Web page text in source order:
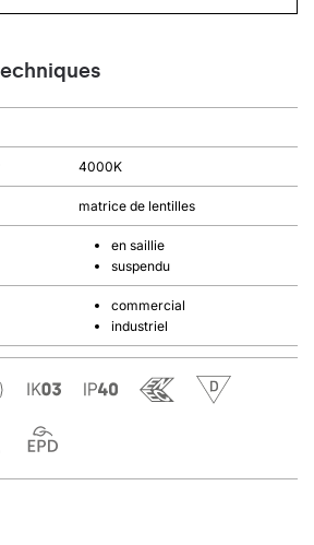
4000K
matrice de lentilles
en saillie
suspendu
commercial
industriel